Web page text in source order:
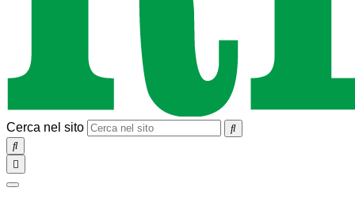
Cerca nel sito
SEARCH
Toggle
navigation
chiudi